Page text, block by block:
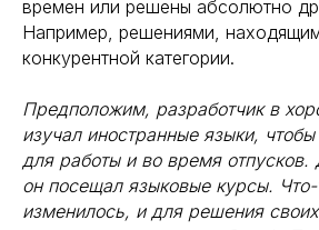
времен или решены абсолютно
Например, решениями,
конкурентной категории.
Предположим, разработчик в
изучал иностранные языки, чтобы
для работы и во время отпусков.
он посещал языковые курсы.
изменилось, и для решения